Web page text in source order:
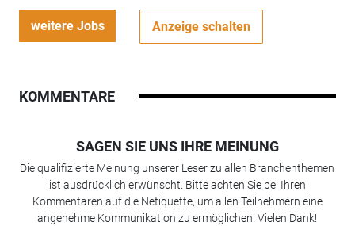
weitere Jobs Anzeige schalten
KOMMENTARE
SAGEN SIE UNS IHRE MEINUNG
Die qualifizierte Meinung unserer Leser zu allen Branchenthemen
ist ausdrücklich erwünscht. Bitte achten Sie bei Ihren
Kommentaren auf die Netiquette, um allen Teilnehmern eine
angenehme Kommunikation zu ermöglichen. Vielen Dank!